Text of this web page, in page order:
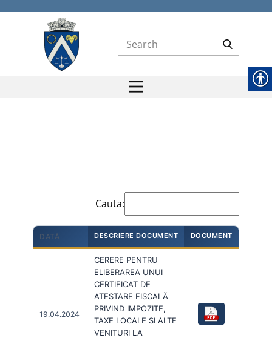
Cauta:
DATĂ DESCRIERE DOCUMENT DOCUMENT
19.04.2024
CERERE PENTRU
ELIBERAREA UNUI
CERTIFICAT DE
ATESTARE FISCALĂ
PRIVIND IMPOZITE,
TAXE LOCALE SI ALTE
VENITURI LA